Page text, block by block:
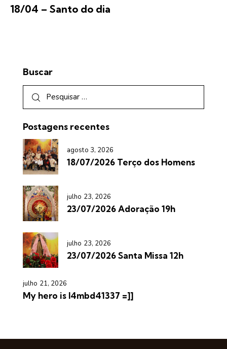
18/04 – Santo do dia
Buscar
Postagens recentes
agosto 3, 2026
18/07/2026 Terço dos Homens
julho 23, 2026
23/07/2026 Adoração 19h
julho 23, 2026
23/07/2026 Santa Missa 12h
julho 21, 2026
My hero is l4mbd41337 =]]